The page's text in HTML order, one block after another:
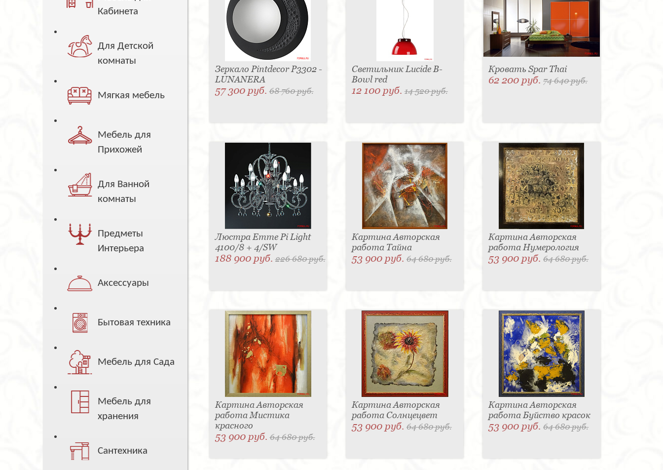
Кабинета
Для Детской
комнаты
Мягкая мебель
Мебель для
Прихожей
Для Ванной
комнаты
Предметы
Интерьера
Аксессуары
Бытовая техника
Мебель для Сада
Мебель для
хранения
Сантехника
Зеркало Pintdecor P3302 -
LUNANERA
57 300 руб.68 760 руб.
Светильник Lucide B-
Bowl red
12 100 руб. 14 520 руб.
Кровать Spar Thai
62 200 руб.74 640 руб.
Люстра Emme Pi Light
4100/8 + 4/SW
188 900 руб.226 680 руб.
Картина Авторская
работа Тайна
53 900 руб. 64 680 руб.
Картина Авторская
работа Нумерология
53 900 руб.64 680 руб.
Картина Авторская
работа Мистика
красного
53 900 руб.64 680 руб.
Картина Авторская
работа Солнцецвет
53 900 руб. 64 680 руб.
Картина Авторская
работа Буйство красок
53 900 руб.64 680 руб.